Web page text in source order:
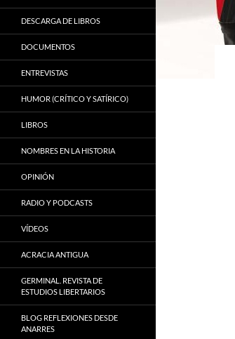
DESCARGA DE LIBROS
DOCUMENTOS
ENTREVISTAS
HUMOR (CRÍTICO Y SATÍRICO)
LIBROS
NOMBRES EN LA HISTORIA
OPINIÓN
RADIO Y PODCASTS
VÍDEOS
ACRACIA ANTIGUA
GERMINAL. REVISTA DE
ESTUDIOS LIBERTARIOS
BLOG REFLEXIONES DESDE
ANARRES